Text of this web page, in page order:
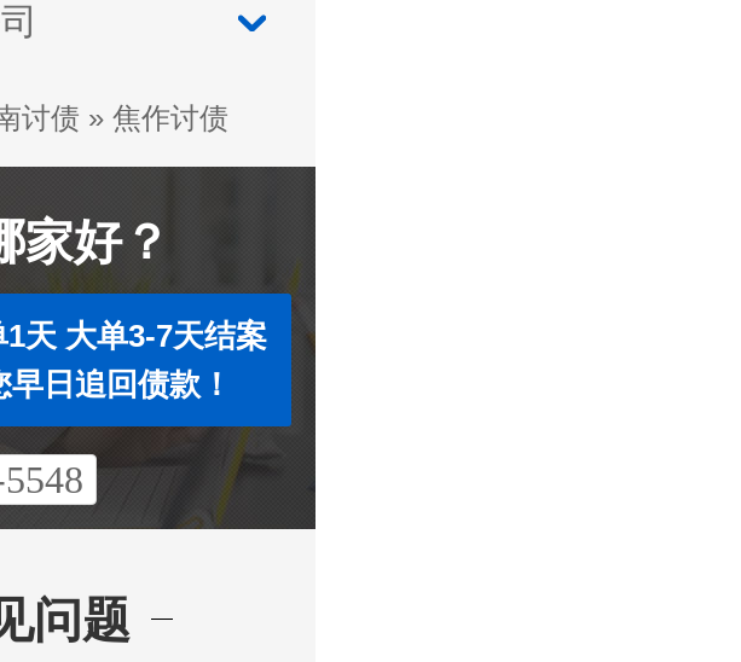
讨债 » 焦作讨债
家好？
天 大单3-7天结案
日追回债款！
问题